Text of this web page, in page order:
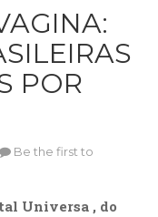
POR
Be the first to
Universa , do